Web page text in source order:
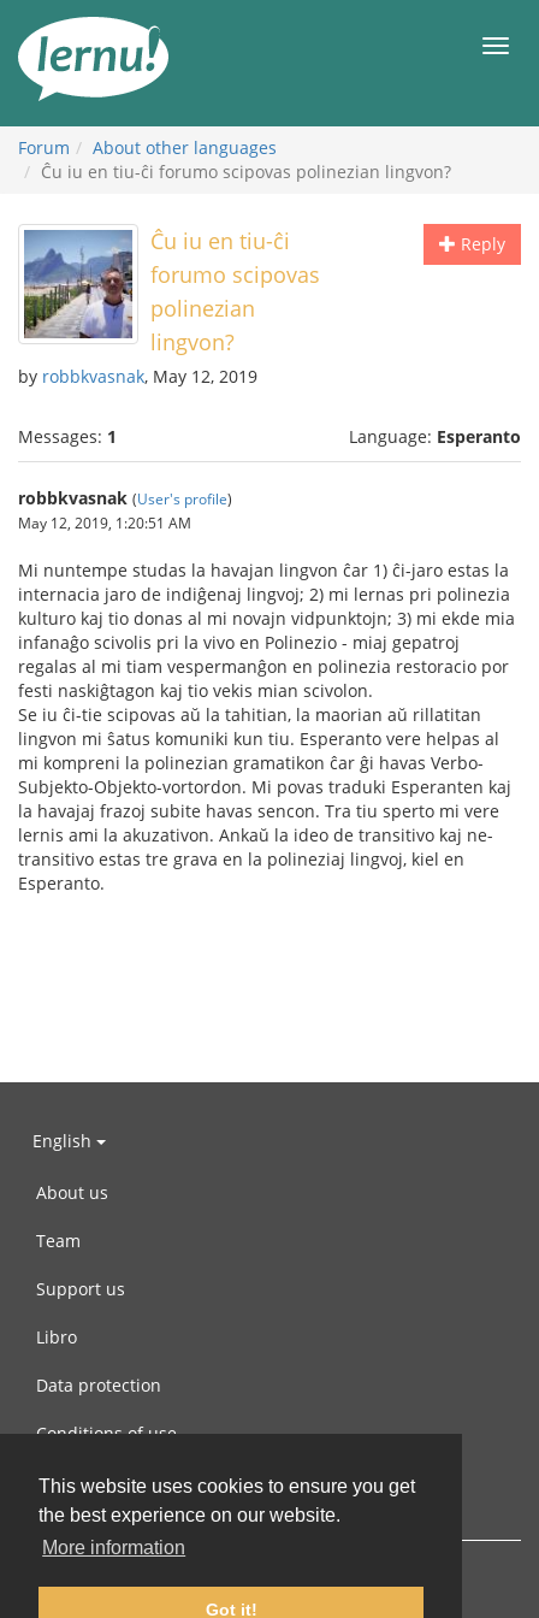
This website uses cookies to ensure you get
the best experience on our website.
More information
Got it!
the
content
Forum
About other languages
Ĉu iu en tiu-ĉi forumo scipovas polinezian lingvon?
Reply
Ĉu iu en tiu-ĉi
forumo scipovas
polinezian
lingvon?
by robbkvasnak, May 12, 2019
Messages: 1 Language: Esperanto
robbkvasnak (User's profile)
May 12, 2019, 1:20:51 AM
Mi nuntempe studas la havajan lingvon ĉar 1) ĉi-jaro estas la
internacia jaro de indiĝenaj lingvoj; 2) mi lernas pri polinezia
kulturo kaj tio donas al mi novajn vidpunktojn; 3) mi ekde mia
infanaĝo scivolis pri la vivo en Polinezio - miaj gepatroj
regalas al mi tiam vespermanĝon en polinezia restoracio por
festi naskiĝtagon kaj tio vekis mian scivolon.
Se iu ĉi-tie scipovas aŭ la tahitian, la maorian aŭ rillatitan
lingvon mi ŝatus komuniki kun tiu. Esperanto vere helpas al
mi kompreni la polinezian gramatikon ĉar ĝi havas Verbo-
Subjekto-Objekto-vortordon. Mi povas traduki Esperanten kaj
la havajaj frazoj subite havas sencon. Tra tiu sperto mi vere
lernis ami la akuzativon. Ankaŭ la ideo de transitivo kaj ne-
transitivo estas tre grava en la polineziaj lingvoj, kiel en
Esperanto.
English
About us
Team
Support us
Libro
Data protection
Conditions of use
Contact us